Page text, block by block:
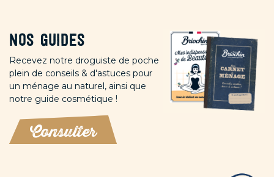
Nos guides
Recevez notre droguiste de poche
plein de conseils & d'astuces pour
un ménage au naturel, ainsi que
notre guide cosmétique !
Consulter